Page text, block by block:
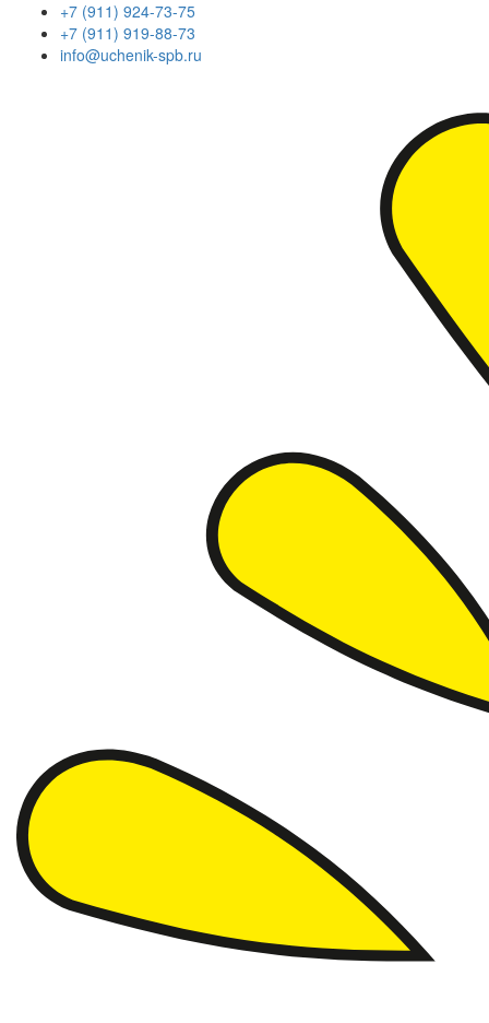
+7 (911) 924-73-75
+7 (911) 919-88-73
info@uchenik-spb.ru